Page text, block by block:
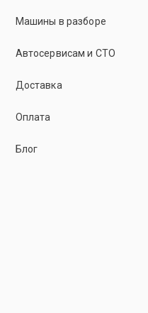
Машины в разборе
Автосервисам и СТО
Доставка
Оплата
Блог